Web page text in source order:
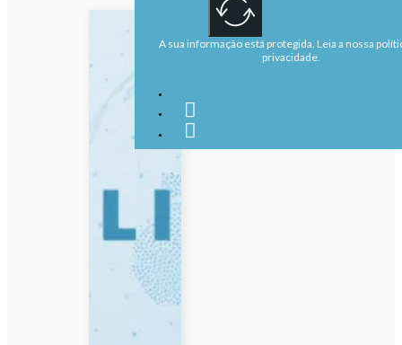
A sua informação está protegida. Leia a nossa
privacidade.